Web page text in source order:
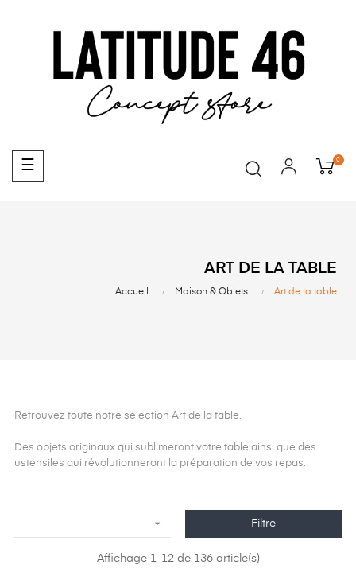
Basculer
la
☰ 0
ART DE LA TABLE
Accueil Maison & Objets Art de la table
Retrouvez toute notre sélection Art de la table.
Des objets originaux qui sublimeront votre table ainsi que des
ustensiles qui révolutionneront la préparation de vos repas.
 Filtre
Affichage 1-12 de 136 article(s)